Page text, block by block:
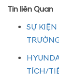
Tin liên Quan
SỰ
TÍCH/